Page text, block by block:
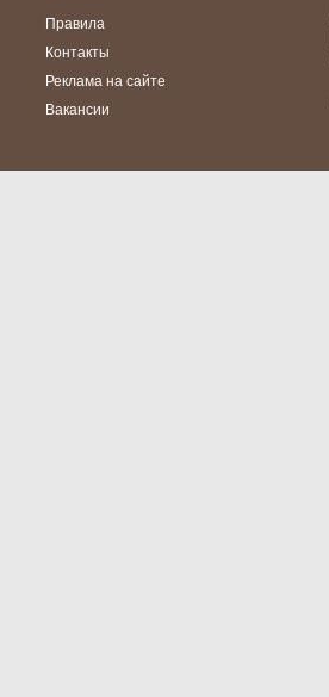
Правила
Контакты
Реклама на сайте
Вакансии